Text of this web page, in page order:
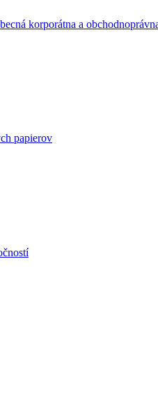
korporátna a
papierov